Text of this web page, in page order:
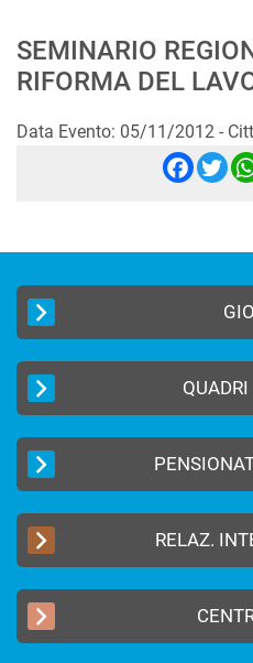
SEMINARIO
RIFORMA DEL
Data Evento: 05/11/2012 -
RELAZ.